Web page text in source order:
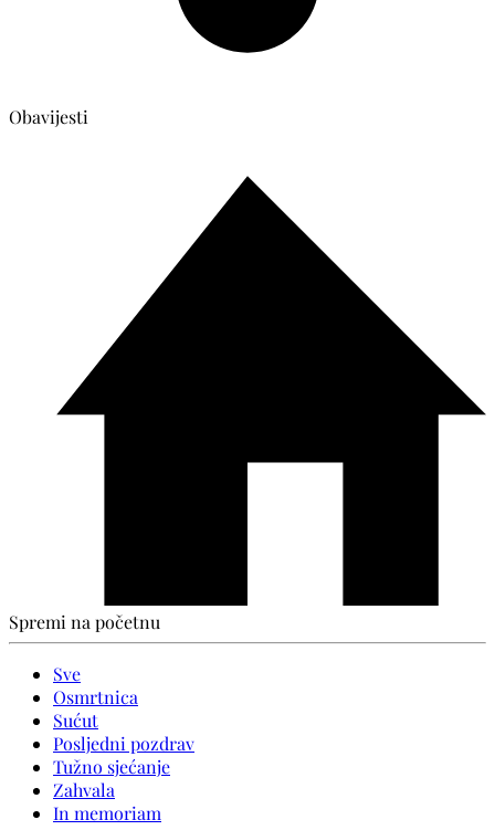
Obavijesti
Spremi na početnu
Sve
Osmrtnica
Sućut
Posljedni pozdrav
Tužno sjećanje
Zahvala
In memoriam